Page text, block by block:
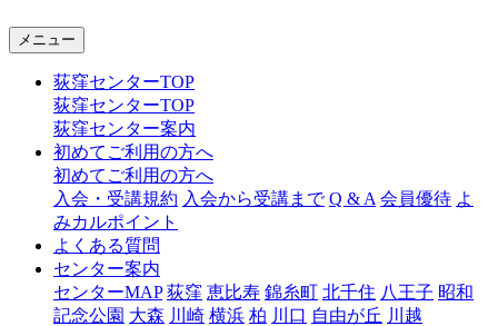
ャ
窪
メニュー
荻窪センターTOP
荻窪センターTOP
荻窪センター案内
初めてご利用の方へ
初めてご利用の方へ
入会・受講規約 入会から受講まで Q & A 会員優待 よ
みカルポイント
よくある質問
センター案内
センターMAP 荻窪 恵比寿 錦糸町 北千住 八王子 昭和
記念公園 大森 川崎 横浜 柏 川口 自由が丘 川越